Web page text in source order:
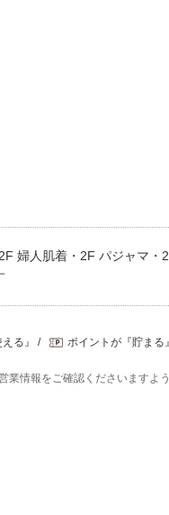
婦人肌着・2F パジャマ・
る』 ポイントが『貯まる
情報をご確認くださいますよ